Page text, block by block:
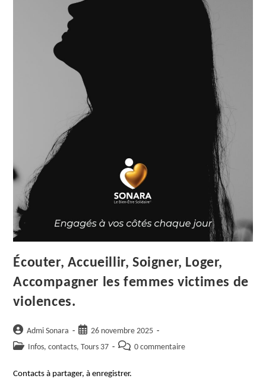
Écouter, Accueillir, Soigner, Loger,
Accompagner les femmes victimes de
violences.
Auteur/autrice
de
Admi Sonara
Publication
publiée :
26 novembre 2025
Post
Infos, contacts, Tours 37
Commentaires
la
0 commentaire
Contacts à partager, à enregistrer.